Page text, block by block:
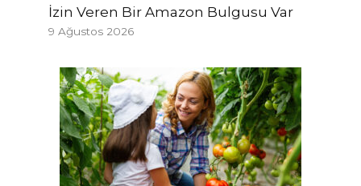
İzin Veren Bir Amazon Bulgusu Var
9 Ağustos 2026